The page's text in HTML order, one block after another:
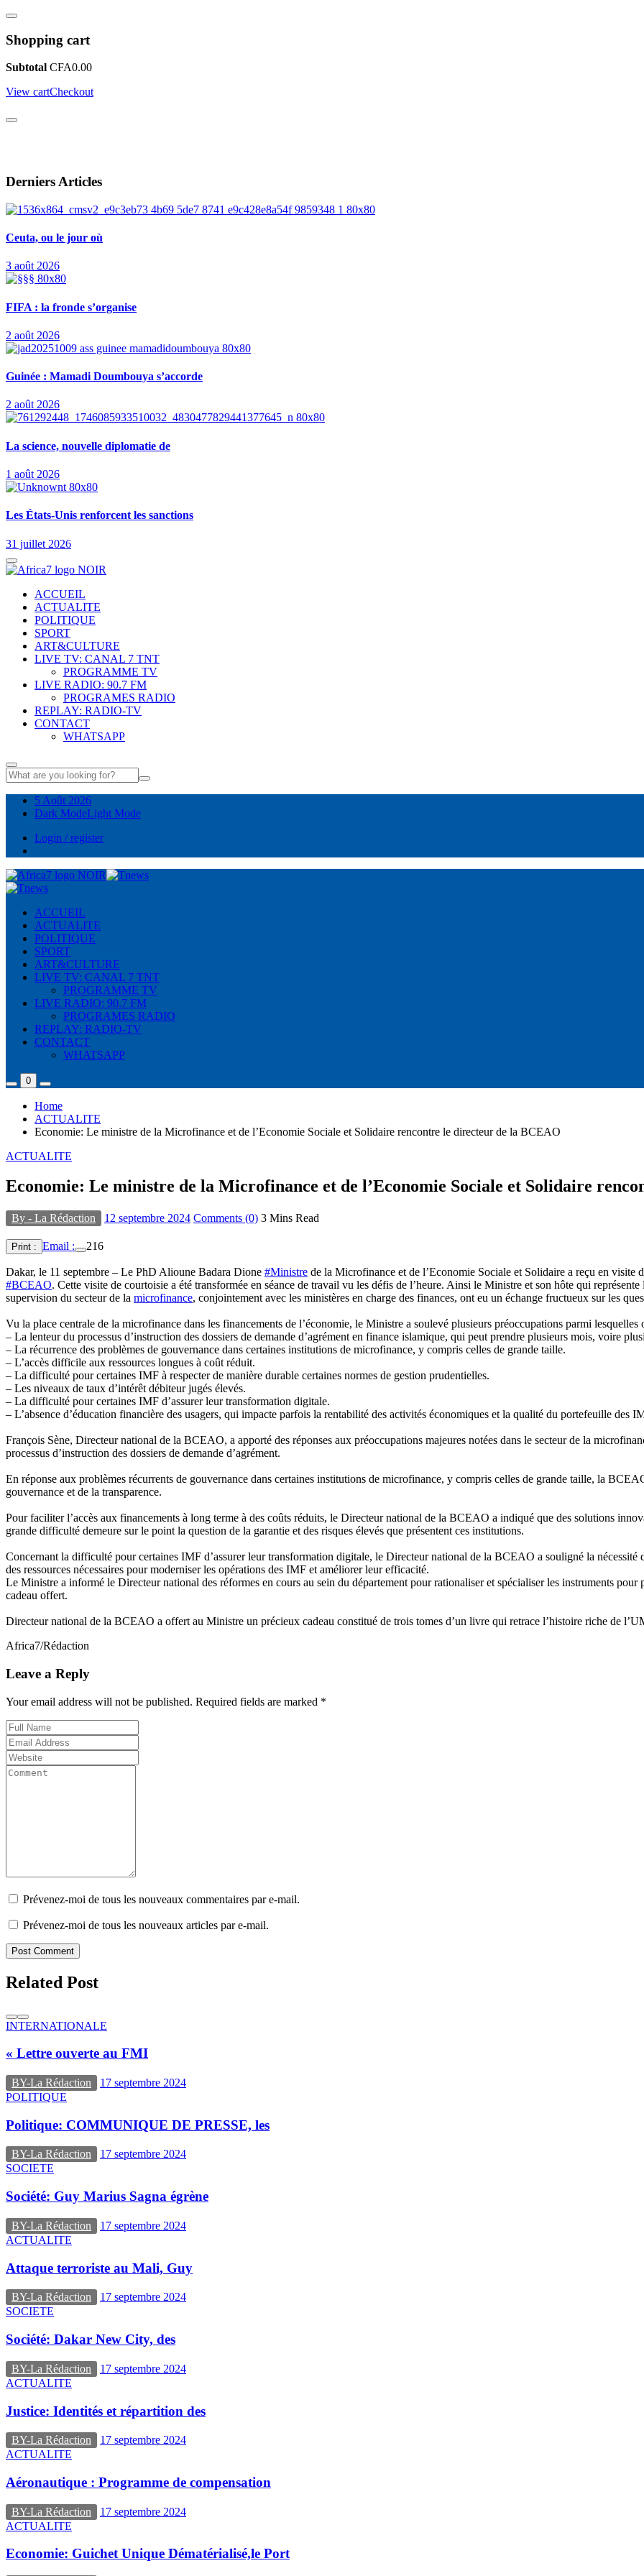
Shopping cart
Subtotal CFA0.00
View cartCheckout
Derniers Articles
Ceuta, ou le jour où
3 août 2026
FIFA : la fronde s’organise
2 août 2026
Guinée : Mamadi Doumbouya s’accorde
2 août 2026
La science, nouvelle diplomatie de
1 août 2026
Les États-Unis renforcent les sanctions
31 juillet 2026
ACCUEIL
ACTUALITE
POLITIQUE
SPORT
ART&CULTURE
LIVE TV: CANAL 7 TNT
PROGRAMME TV
LIVE RADIO: 90.7 FM
PROGRAMES RADIO
REPLAY: RADIO-TV
CONTACT
WHATSAPP
5 Août 2026
Dark ModeLight Mode
Login / register
ACCUEIL
ACTUALITE
POLITIQUE
SPORT
ART&CULTURE
LIVE TV: CANAL 7 TNT
PROGRAMME TV
LIVE RADIO: 90.7 FM
PROGRAMES RADIO
REPLAY: RADIO-TV
CONTACT
WHATSAPP
0
Home
ACTUALITE
Economie: Le ministre de la Microfinance et de l’Economie Sociale et Solidaire rencontre le directeur de la BCEAO
ACTUALITE
Economie: Le ministre de la Microfinance et de l’Economie Sociale et Solidaire
By - La Rédaction 12 septembre 2024 Comments (0) 3 Mins Read
Print : Email : 216
Dakar, le 11 septembre – Le PhD Alioune Badara Dione #Ministre de la Microfinance et de l’Economie Sociale et Solidaire a reçu en visite
#BCEAO. Cette visite de courtoisie a été transformée en séance de travail vu les défis de l’heure. Ainsi le Ministre et son hôte qui
supervision du secteur de la microfinance, conjointement avec les ministères en charge des finances, ont eu un échange fructueux sur les
Vu la place centrale de la microfinance dans les financements de l’économie, le Ministre a soulevé plusieurs préoccupations parmi lesquelles
– La lenteur du processus d’instruction des dossiers de demande d’agrément en finance islamique, qui peut prendre plusieurs mois, voire
– La récurrence des problèmes de gouvernance dans certaines institutions de microfinance, y compris celles de grande taille.
– L’accès difficile aux ressources longues à coût réduit.
– La difficulté pour certaines IMF à respecter de manière durable certaines normes de gestion prudentielles.
– Les niveaux de taux d’intérêt débiteur jugés élevés.
– La difficulté pour certaines IMF d’assurer leur transformation digitale.
– L’absence d’éducation financière des usagers, qui impacte parfois la rentabilité des activités économiques et la qualité du portefeuille des
François Sène, Directeur national de la BCEAO, a apporté des réponses aux préoccupations majeures notées dans le secteur de la
processus d’instruction des dossiers de demande d’agrément.
En réponse aux problèmes récurrents de gouvernance dans certaines institutions de microfinance, y compris celles de grande taille, la
gouvernance et de la transparence.
Pour faciliter l’accès aux financements à long terme à des coûts réduits, le Directeur national de la BCEAO a indiqué que des solutions
grande difficulté demeure sur le point la question de la garantie et des risques élevés que présentent ces institutions.
Concernant la difficulté pour certaines IMF d’assurer leur transformation digitale, le Directeur national de la BCEAO a souligné la nécessité
des ressources nécessaires pour moderniser les opérations des IMF et améliorer leur efficacité.
Le Ministre a informé le Directeur national des réformes en cours au sein du département pour rationaliser et spécialiser les instruments
cadeau offert.
Directeur national de la BCEAO a offert au Ministre un précieux cadeau constitué de trois tomes d’un livre qui retrace l’histoire riche de
Africa7/Rédaction
Leave a Reply
Your email address will not be published. Required fields are marked *
Prévenez-moi de tous les nouveaux commentaires par e-mail.
Prévenez-moi de tous les nouveaux articles par e-mail.
Post Comment
Related Post
INTERNATIONALE
« Lettre ouverte au FMI
BY-La Rédaction
17 septembre 2024
POLITIQUE
Politique: COMMUNIQUE DE PRESSE, les
BY-La Rédaction
17 septembre 2024
SOCIETE
Société: Guy Marius Sagna égrène
BY-La Rédaction
17 septembre 2024
ACTUALITE
Attaque terroriste au Mali, Guy
BY-La Rédaction
17 septembre 2024
SOCIETE
Société: Dakar New City, des
BY-La Rédaction
17 septembre 2024
ACTUALITE
Justice: Identités et répartition des
BY-La Rédaction
17 septembre 2024
ACTUALITE
Aéronautique : Programme de compensation
BY-La Rédaction
17 septembre 2024
ACTUALITE
Economie: Guichet Unique Dématérialisé,le Port